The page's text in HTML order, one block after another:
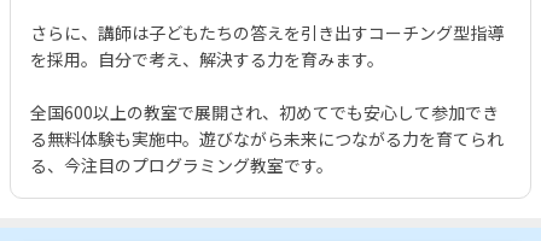
さらに、講師は子どもたちの答えを引き出すコーチング型指導
を採用。自分で考え、解決する力を育みます。
全国600以上の教室で展開され、初めてでも安心して参加でき
る無料体験も実施中。遊びながら未来につながる力を育てられ
る、今注目のプログラミング教室です。